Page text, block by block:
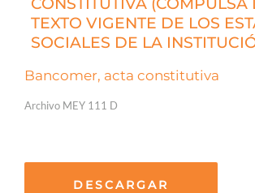
TEXTO VIGENTE DE LOS
SOCIALES DE LA
Bancomer, acta constitutiva
Archivo MEY 111 D
DESCARGAR